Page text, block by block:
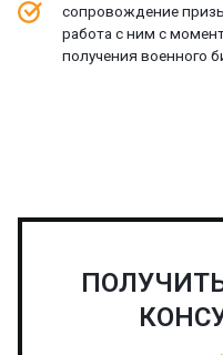
сопровождение
работа с ним с
получения военного